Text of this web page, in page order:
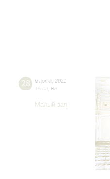
28 марта
2021
15:00 Вс
Малый зал